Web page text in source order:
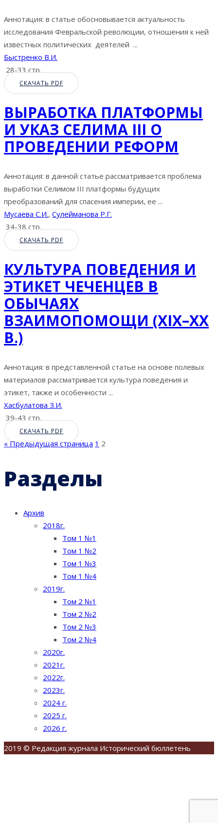
Аннотация: в статье обосновывается актуальность
исследования Февральской революции, отношения к ней
известных политических деятелей ...
Быстренко В.И.
28-33 стр.
СКАЧАТЬ PDF
ВЫРАБОТКА ПЛАТФОРМЫ
И УКАЗ СЕЛИМА III О
ПРОВЕДЕНИИ РЕФОРМ
Аннотация: в данной статье рассматривается проблема
выработки Селимом III платформы будущих
преобразований для спасения империи, ее ...
Мусаева С.И., Сулейманова Р.Г.
34-38 стр.
СКАЧАТЬ PDF
КУЛЬТУРА ПОВЕДЕНИЯ И
ЭТИКЕТ ЧЕЧЕНЦЕВ В
ОБЫЧАЯХ
ВЗАИМОПОМОЩИ (XIX–ХХ
В.)
Аннотация: в представленной статье на основе полевых
материалов рассматривается культура поведения и
этикет, также и особенности ...
Хасбулатова З.И.
39-43 стр.
СКАЧАТЬ PDF
« Предыдущая страница 1 2
Разделы
Архив
2018г.
Том 1 №1
Том 1 №2
Том 1 №3
Том 1 №4
2019г.
Том 2 №1
Том 2 №2
Том 2 №3
Том 2 №4
2020г.
2021г.
2022г.
2023г.
2024 г.
2025 г.
2026 г.
2019 © Редакция журнала Исторический бюллетень